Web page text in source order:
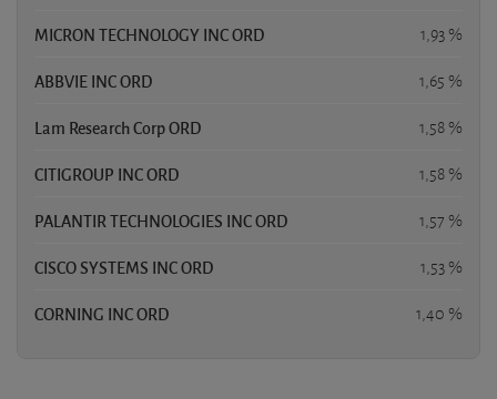
MICRON TECHNOLOGY INC ORD 1,93 %
ABBVIE INC ORD 1,65 %
Lam Research Corp ORD 1,58 %
CITIGROUP INC ORD 1,58 %
PALANTIR TECHNOLOGIES INC ORD 1,57 %
CISCO SYSTEMS INC ORD 1,53 %
CORNING INC ORD 1,40 %